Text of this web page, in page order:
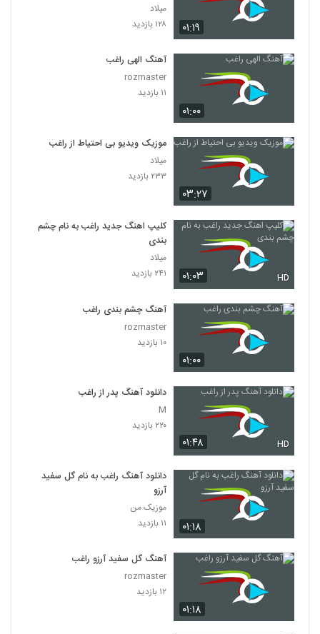
۰۱:۱۹
میلاد
۱۲۸ بازدید
۰۱:۰۰
آهنگ الهی راغب
rozmaster
۱۱ بازدید
۰۳:۲۷
موزیک ویدیو بی احتیاط از راغب
میلاد
۲۳۳ بازدید
۰۱:۰۳ HD
کلیپ اهنگ جدید راغب به نام چشم
بندی
میلاد
۲۴۱ بازدید
۰۱:۰۰
آهنگ چشم بندی راغب
rozmaster
۱۰ بازدید
۰۱:۴۸ HD
دانلود آهنگ پدر از راغب
M
۲۲۰ بازدید
۰۱:۱۸
دانلود آهنگ راغب به نام گل سفید
آرزو
موزیک من
۱۱ بازدید
۰۱:۱۸
آهنگ گل سفید آرزو راغب
rozmaster
۱۲ بازدید